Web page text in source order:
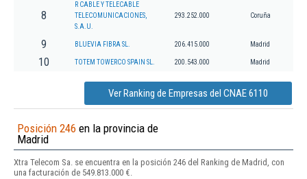
8
R CABLE Y TELECABLE
TELECOMUNICACIONES,
S.A.U.
293.252.000 Coruña
9 BLUEVIA FIBRA SL. 206.415.000 Madrid
10 TOTEM TOWERCO SPAIN SL. 200.543.000 Madrid
Ver Ranking de Empresas del CNAE 6110
Posición 246 en la provincia de
Madrid
Xtra Telecom Sa. se encuentra en la posición 246 del Ranking de Madrid, con
una facturación de 549.813.000 €.